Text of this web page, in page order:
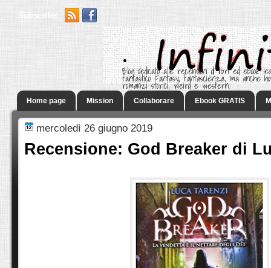
Subscribe:
.
Blog dedicato alle recensioni di libri ed ebook
fantastico. Fantasy, fantascienza, ma anche
romanzi storici, weird e western.
Home page Mission Collaborare Ebook GRATIS
mercoledì 26 giugno 2019
Recensione: God Breaker di